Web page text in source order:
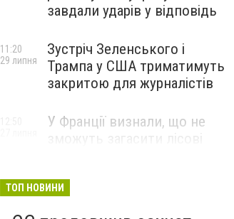
завдали ударів у відповідь
Зустріч Зеленського і
Трампа у США триматимуть
закритою для журналістів
11:20
29 липня
У Франції визнали, що не
ТОП НОВИНИ